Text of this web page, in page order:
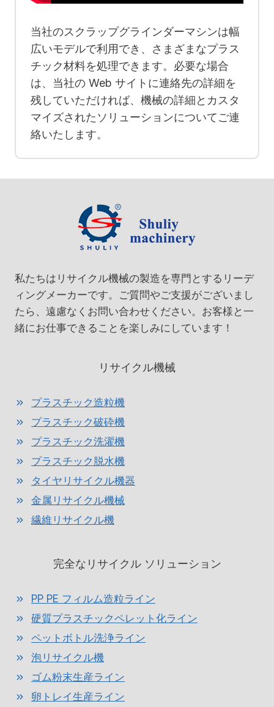
当社のスクラップグラインダーマシンは幅
広いモデルで利用でき、さまざまなプラス
チック材料を処理できます。必要な場合
は、当社の Web サイトに連絡先の詳細を
残していただければ、機械の詳細とカスタ
マイズされたソリューションについてご連
絡いたします。
私たちはリサイクル機械の製造を専門とするリーデ
ィングメーカーです。ご質問やご支援がございまし
たら、遠慮なくお問い合わせください。お客様と一
緒にお仕事できることを楽しみにしています！
リサイクル機械
プラスチック造粒機
プラスチック破砕機
プラスチック洗濯機
プラスチック脱水機
タイヤリサイクル機器
金属リサイクル機械
繊維リサイクル機
完全なリサイクル ソリューション
PP PE フィルム造粒ライン
硬質プラスチックペレット化ライン
ペットボトル洗浄ライン
泡リサイクル機
ゴム粉末生産ライン
卵トレイ生産ライン